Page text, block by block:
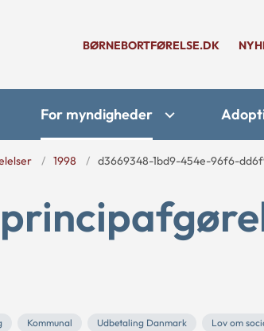
BØRNEBORTFØRELSE.DK
For myndigheder
1998 d3669348-1bd9-454e-96f6-
Kommunal Udbetaling Danmark Lov om